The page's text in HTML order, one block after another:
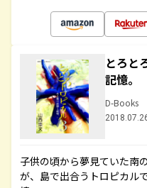
とろと
記憶
D-Books
子供の頃から夢見ていた南
が、島で出合うトロピカル